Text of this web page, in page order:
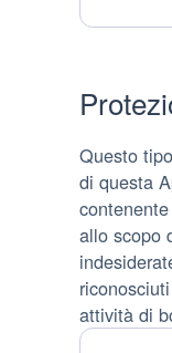
Questo
di questa
allo scopo
attività di